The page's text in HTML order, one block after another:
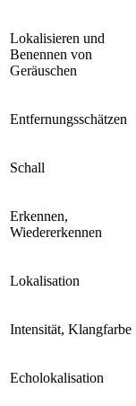
Lokalisieren und
Benennen von
Geräuschen
Entfernungsschätzen
Schall
Erkennen,
Wiedererkennen
Lokalisation
Intensität, Klangfarbe
Echolokalisation